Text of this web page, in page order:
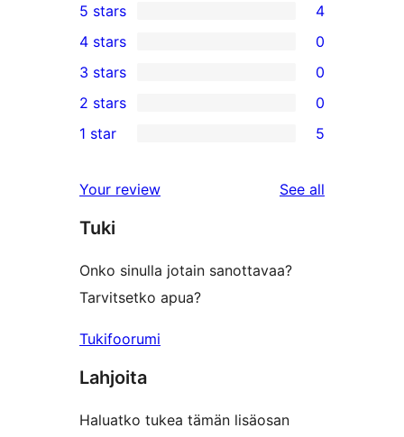
4
5-
star
reviews
5 stars 4
4-
star
reviews
4 stars 0
0
3-
star
3 stars 0
2-
reviews
2 stars 0
star
reviews
1 star 5
Your review See all
Tuki
Onko sinulla jotain sanottavaa?
Tarvitsetko apua?
Tukifoorumi
Lahjoita
Haluatko tukea tämän lisäosan